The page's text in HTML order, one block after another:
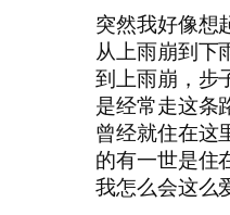
突然我好像想
从上雨崩到下
到上雨崩，步
是经常走这条
曾经就住在这
的有一世是住
我怎么会这么